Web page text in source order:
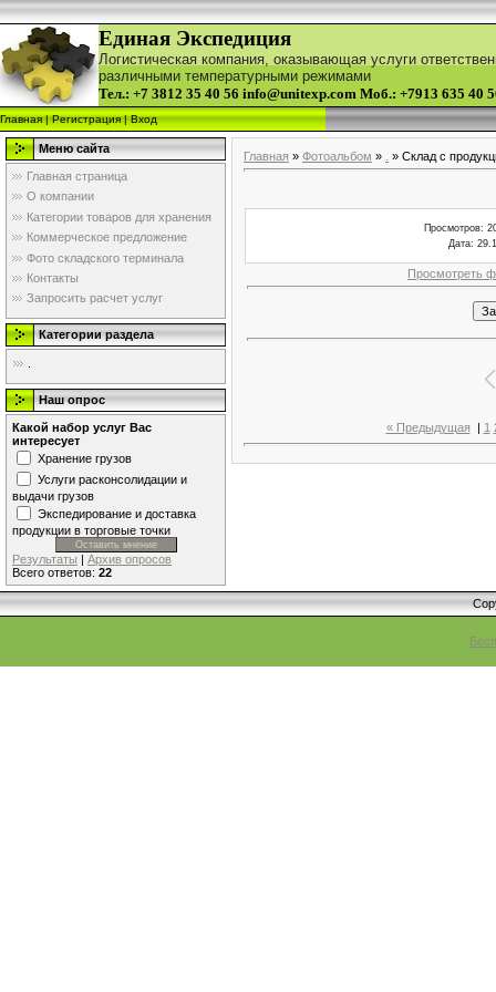
Единая Экспедиция
Логистическая компания, оказывающая услуги
различными температурными режимами
Тел.: +7 3812 35 40 56 info@unitexp.com Моб.: +7913 635 40
Главная|Регистрация|Вход
Меню сайта
Главная страница
О компании
Категории товаров для хранения
Коммерческое предложение
Фото складского терминала
Контакты
Запросить расчет услуг
Категории раздела
Наш опрос
Какой набор услуг Вас
интересует
Хранение грузов
Услуги расконсолидации и
выдачи грузов
Экспедирование и доставка
продукции в торговые точки
Результаты | Архив опросов
Всего ответов: 22
Главная » Фотоальбом » » Склад с
Просмотров:
Дата:
Просмотреть
« Предыдущая | 1